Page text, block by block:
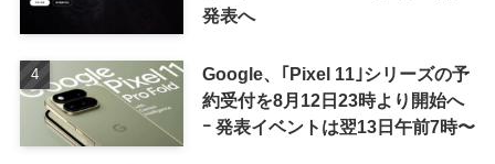
発表へ
Google、｢Pixel 11｣シリーズの予
約受付を8月12日23時より開始へ
ｰ 発表イベントは翌13日午前7時〜